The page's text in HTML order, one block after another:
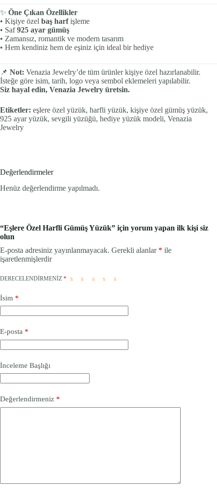
✨ Öne Çıkan Özellikler
• Kişiye özel baş harfişleme
• Saf925 ayar gümüş
• Zamansız, romantik ve modern tasarım
• Hem kendiniz hem de eşiniz için ideal bir hediye
📌 Not: Venazia Jewelry’de tüm ürünler kişiye özel hazırlanabilir.
İsteğe göre isim, tarih, logo veya sembol eklemeleri yapılabilir.
Siz hayal edin, Venazia Jewelry üretsin.
Etiketler: eşlere özel yüzük, harfli yüzük, kişiye özel gümüş yüzük,
925 ayar yüzük, sevgili yüzüğü, hediye yüzük modeli, Venazia
Jewelry
Değerlendirmeler
Henüz değerlendirme yapılmadı.
“Eşlere Özel Harfli Gümüş Yüzük” için yorum yapan ilk kişi siz
olun
E-posta adresiniz yayınlanmayacak. Gerekli alanlar * ile
işaretlenmişlerdir
DERECELENDIRMENIZ *
İsim *
E-posta *
İnceleme Başlığı
Değerlendirmeniz *